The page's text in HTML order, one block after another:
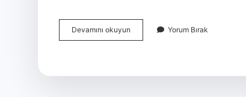
Devamını okuyun
Dizisi
Yorum Bırak